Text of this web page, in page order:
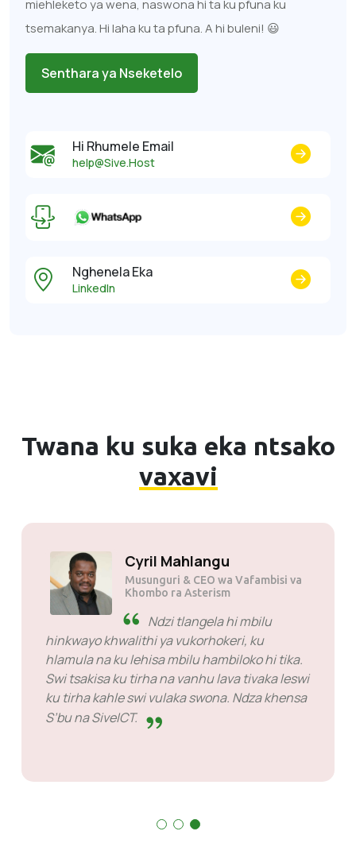
miehleketo ya wena, naswona hi ta ku pfuna ku
tsemakanya. Hi laha ku ta pfuna. A hi buleni! 😃
Senthara ya Nseketelo
Hi Rhumele Email
help@Sive.Host
Nghenela Eka
LinkedIn
Twana ku suka eka ntsako
vaxavi
Cyril Mahlangu
Musunguri & CEO wa Vafambisi va
Khombo ra Asterism
Ndzi tlangela hi mbilu
hinkwayo khwalithi ya vukorhokeri, ku
hlamula na ku lehisa mbilu hambiloko hi tika.
Swi tsakisa ku tirha na vanhu lava tivaka leswi
ku tirha kahle swi vulaka swona. Ndza khensa
S’bu na SiveICT.